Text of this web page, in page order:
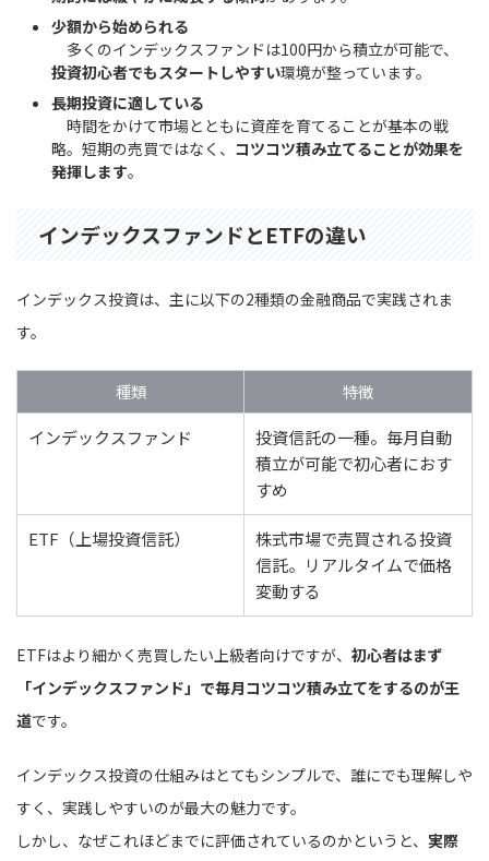
少額から始められる
多くのインデックスファンドは100円から積立が可能で、
投資初心者でもスタートしやすい環境が整っています。
長期投資に適している
時間をかけて市場とともに資産を育てることが基本の戦
略。短期の売買ではなく、 コツコツ積み立てることが効果を
発揮します。
インデックスファンドとETFの違い
インデックス投資は、主に以下の2種類の金融商品で実践されま
す。
種類
特徴
インデックスファンド
投資信託の一種。毎月自動
積立が可能で初心者におす
すめ
ETF（上場投資信託）
株式市場で売買される投資
信託。リアルタイムで価格
変動する
ETFはより細かく売買したい上級者向けですが、 初心者はまず
「インデックスファンド」で毎月コツコツ積み立てをするのが王
道です。
インデックス投資の仕組みはとてもシンプルで、誰にでも理解しや
すく、実践しやすいのが最大の魅力です。
しかし、なぜこれほどまでに評価されているのかというと、 実際